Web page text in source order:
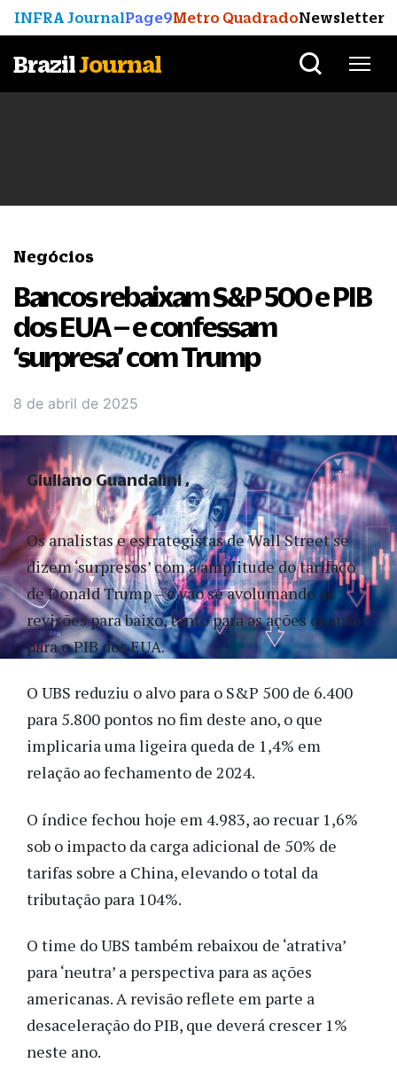
INFRA JournalPage9Metro QuadradoNewsletter
BrazilJournal
Negócios
Bancos rebaixam S&P 500 e PIB
dos EUA – e confessam
‘surpresa’ com Trump
8 de abril de 2025
Os analistas e estrategistas de Wall Street se
dizem ‘surpresos’ com a amplitude do tarifaço
de Donald Trump – e vão se avolumando as
revisões para baixo, tanto para as ações quanto
para o PIB dos EUA.
O UBS reduziu o alvo para o S&P 500 de 6.400
para 5.800 pontos no fim deste ano, o que
implicaria uma ligeira queda de 1,4% em
relação ao fechamento de 2024.
O índice fechou hoje em 4.983, ao recuar 1,6%
sob o impacto da carga adicional de 50% de
tarifas sobre a China, elevando o total da
tributação para 104%.
O time do UBS também rebaixou de ‘atrativa’
para ‘neutra’ a perspectiva para as ações
americanas. A revisão reflete em parte a
desaceleração do PIB, que deverá crescer 1%
neste ano.
Giuliano Guandalini